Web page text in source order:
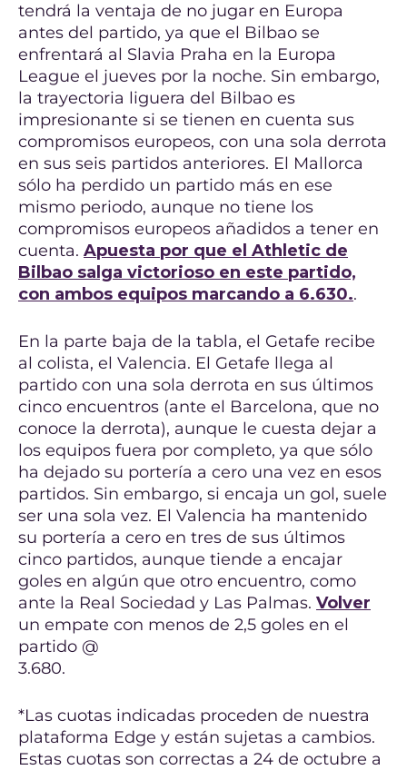
tendrá la ventaja de no jugar en Europa
antes del partido, ya que el Bilbao se
enfrentará al Slavia Praha en la Europa
League el jueves por la noche. Sin embargo,
la trayectoria liguera del Bilbao es
impresionante si se tienen en cuenta sus
compromisos europeos, con una sola derrota
en sus seis partidos anteriores. El Mallorca
sólo ha perdido un partido más en ese
mismo periodo, aunque no tiene los
compromisos europeos añadidos a tener en
cuenta. Apuesta por que el Athletic de
Bilbao salga victorioso en este partido,
con ambos equipos marcando a 6.630..
En la parte baja de la tabla, el Getafe recibe
al colista, el Valencia. El Getafe llega al
partido con una sola derrota en sus últimos
cinco encuentros (ante el Barcelona, que no
conoce la derrota), aunque le cuesta dejar a
los equipos fuera por completo, ya que sólo
ha dejado su portería a cero una vez en esos
partidos. Sin embargo, si encaja un gol, suele
ser una sola vez. El Valencia ha mantenido
su portería a cero en tres de sus últimos
cinco partidos, aunque tiende a encajar
goles en algún que otro encuentro, como
ante la Real Sociedad y Las Palmas. Volver
un empate con menos de 2,5 goles en el
partido @
3.680.
*Las cuotas indicadas proceden de nuestra
plataforma Edge y están sujetas a cambios.
Estas cuotas son correctas a 24 de octubre a